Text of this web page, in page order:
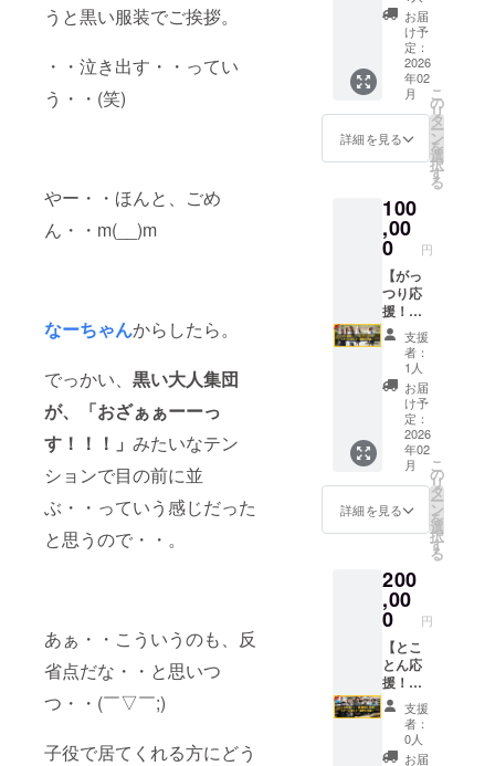
うと黒い服装でご挨拶。
・・泣き出す・・ってい
う・・(笑)
やー・・ほんと、ごめ
ん・・m(__)m
なーちゃんからしたら。
でっかい、 黒い大人集団
が、「おざぁぁーーっ
す！！！」 みたいなテン
ションで目の前に並
ぶ・・っていう感じだった
と思うので・・。
あぁ・・こういうのも、反
省点だな・・と思いつ
つ・・(￣▽￣;)
子役で居てくれる方にどう
いま
す！ ◆
場所：
CSEレ
コー
ディン
グスタ
ジオ 〒
0013 大
之江区
御崎8-
4-23
capsen
t.com/s
tudio/
◆支援
者様の
交通費
等：支
援者様
の交通
費など
は各自
でご負
担くだ
さいま
連絡方
法：詳
細は
で連絡
しま
す。
【ご注
意☆】
参加
（見
（スケ
ジュー
ルの都
合で、
プレ上
映会の
みにな
る場合
と幸い
で
す。）
◆日
時：
（現在
未定）
2026年
1月〜2
月頭の
開催 ◆
場所：
（現在
未定）
大阪市
内を予
定 ◆支
援者様
様の交
通費な
どは各
自でご
負担く
ださい
ませ。
◆支援
者様と
の連絡
方法：
れる、
バレン
タイン
編の撮
影が見
学でき
ます！
～ ◆日
程：
日(月)
◆時
間：午
前中
（AM9:
00頃か
らを予
定） ◆
場所：
神戸市
内（ご
購入頂
いた方
へ直接
お伝
え） ◆
支援者
様の交
通費
の交通
費など
は各自
でご負
担くだ
さいま
せ。 ◆
支援者
様との
連絡方
法：詳
お届
け予
定：
2026
年02
月
詳細を見る
こ
の
リ
タ
ー
ン
を
選
択
す
る
100
,00
0 円
【がっ
つり応
援！】
～リ
ターン
全て or
お好き
なもの
を選択
ターン
から好
きなも
のを選
んで頂
ます！
（複数
選択
可）
『とに
かくプ
ロジェ
クト
を、金
銭的に
支援し
支援
者：
1人
お届
け予
定：
2026
年02
月
詳細を見る
こ
の
リ
タ
ー
ン
を
選
択
す
る
200
,00
0 円
【とこ
とん応
援！！
】～金
銭的に
応援！
リター
支援
者：
0人
お届